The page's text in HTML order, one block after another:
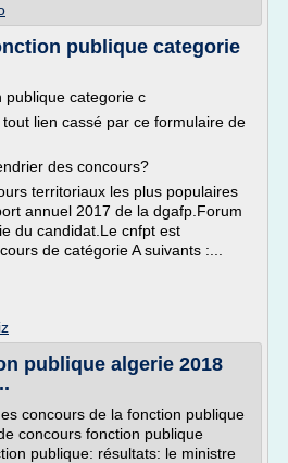
publique categorie
publique categorie c
lien cassé par ce formulaire de
des concours?
territoriaux les plus populaires
annuel 2017 de la dgafp.Forum
du candidat.Le cnfpt est
de catégorie A suivants :...
publique algerie 2018
concours de la fonction publique
concours fonction publique
publique: résultats: le ministre